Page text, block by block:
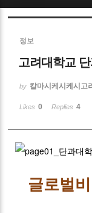
정보
고려대학교
by 칼마시케시케시고
Likes 0 Replies 4
글로벌